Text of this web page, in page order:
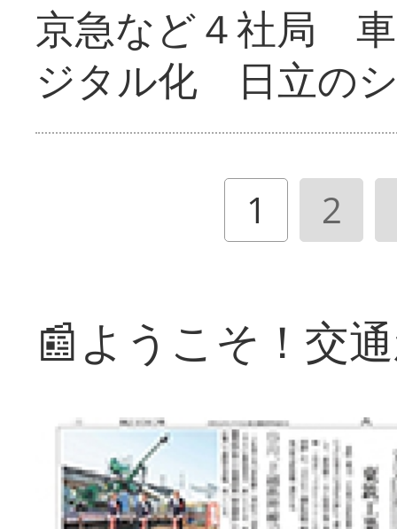
京急など４社局
ジタル化 日立の
1 2
📰ようこそ！交